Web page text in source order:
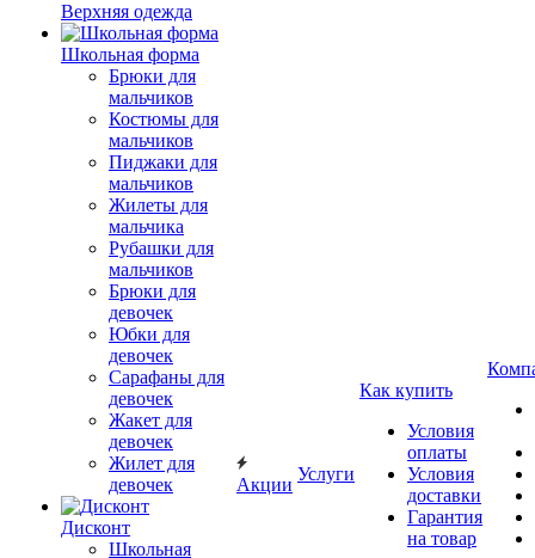
Верхняя одежда
Школьная форма
Брюки для
мальчиков
Костюмы для
мальчиков
Пиджаки для
мальчиков
Жилеты для
мальчика
Рубашки для
мальчиков
Брюки для
девочек
Юбки для
девочек
Сарафаны для
девочек
Жакет для
девочек
Жилет для
девочек
Дисконт
Школьная
Акции
Услуги
Как купить
Условия
оплаты
Условия
доставки
Гарантия
на товар